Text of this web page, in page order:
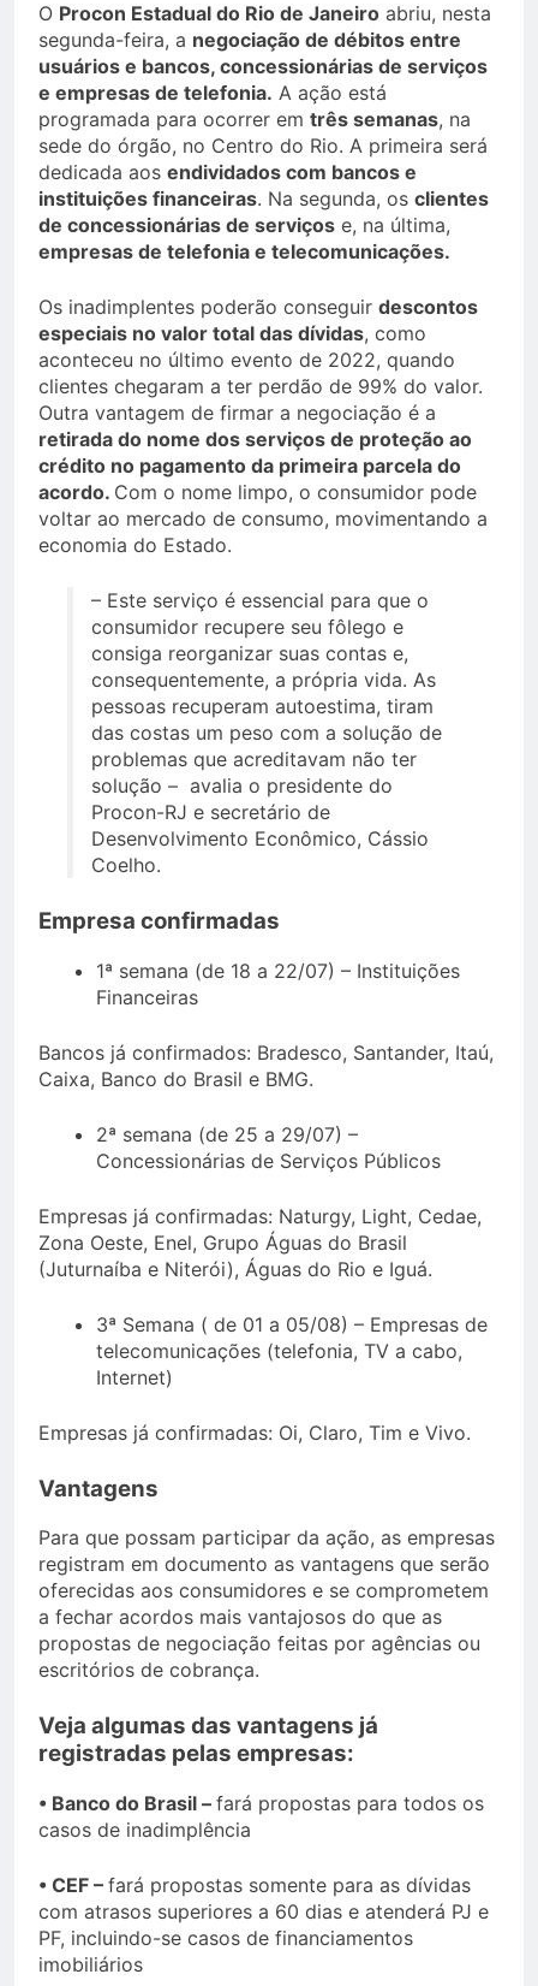
O Procon Estadual do Rio de Janeiro abriu, nesta
segunda-feira, a negociação de débitos entre
usuários e bancos, concessionárias de serviços
e empresas de telefonia. A ação está
programada para ocorrer em três semanas, na
sede do órgão, no Centro do Rio. A primeira será
dedicada aos endividados com bancos e
instituições financeiras. Na segunda, os clientes
de concessionárias de serviços e, na última,
empresas de telefonia e telecomunicações.
Os inadimplentes poderão conseguir descontos
especiais no valor total das dívidas, como
aconteceu no último evento de 2022, quando
clientes chegaram a ter perdão de 99% do valor.
Outra vantagem de firmar a negociação é a
retirada do nome dos serviços de proteção ao
crédito no pagamento da primeira parcela do
acordo. Com o nome limpo, o consumidor pode
voltar ao mercado de consumo, movimentando a
economia do Estado.
– Este serviço é essencial para que o
consumidor recupere seu fôlego e
consiga reorganizar suas contas e,
consequentemente, a própria vida. As
pessoas recuperam autoestima, tiram
das costas um peso com a solução de
problemas que acreditavam não ter
solução – avalia o presidente do
Procon-RJ e secretário de
Desenvolvimento Econômico, Cássio
Coelho.
Empresa confirmadas
1ª semana (de 18 a 22/07) – Instituições
Financeiras
Bancos já confirmados: Bradesco, Santander, Itaú,
Caixa, Banco do Brasil e BMG.
2ª semana (de 25 a 29/07) –
Concessionárias de Serviços Públicos
Empresas já confirmadas: Naturgy, Light, Cedae,
Zona Oeste, Enel, Grupo Águas do Brasil
(Juturnaíba e Niterói), Águas do Rio e Iguá.
3ª Semana ( de 01 a 05/08) – Empresas de
telecomunicações (telefonia, TV a cabo,
Internet)
Empresas já confirmadas: Oi, Claro, Tim e Vivo.
Vantagens
Para que possam participar da ação, as empresas
registram em documento as vantagens que serão
oferecidas aos consumidores e se comprometem
a fechar acordos mais vantajosos do que as
propostas de negociação feitas por agências ou
escritórios de cobrança.
Veja algumas das vantagens já
registradas pelas empresas:
• Banco do Brasil – fará propostas para todos os
casos de inadimplência
• CEF – fará propostas somente para as dívidas
com atrasos superiores a 60 dias e atenderá PJ e
PF, incluindo-se casos de financiamentos
imobiliários